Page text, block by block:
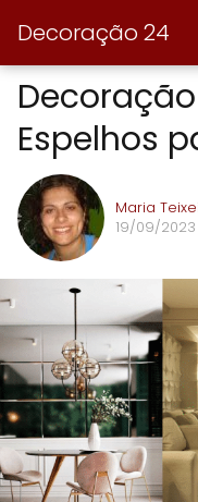
Decoração 24
Espelhos
Maria
19/09/2023